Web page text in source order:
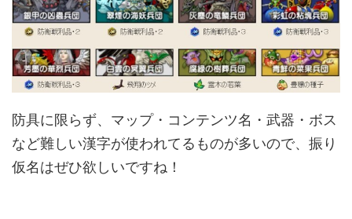
防具に限らず、マップ・コンテンツ名・武器・ボス
など難しい漢字が使われてるものが多いので、振り
仮名はぜひ欲しいですね！